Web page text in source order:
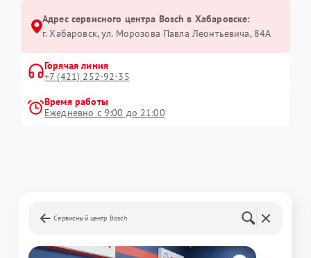
Адрес сервисного центра Bosch в Хабаровске:
г. Хабаровск, ул. Морозова Павла Леонтьевича, 84А
Горячая линия
+7 (421) 252-92-35
Время работы
Ежедневно с 9:00 до 21:00
Сервисный центр Bosch